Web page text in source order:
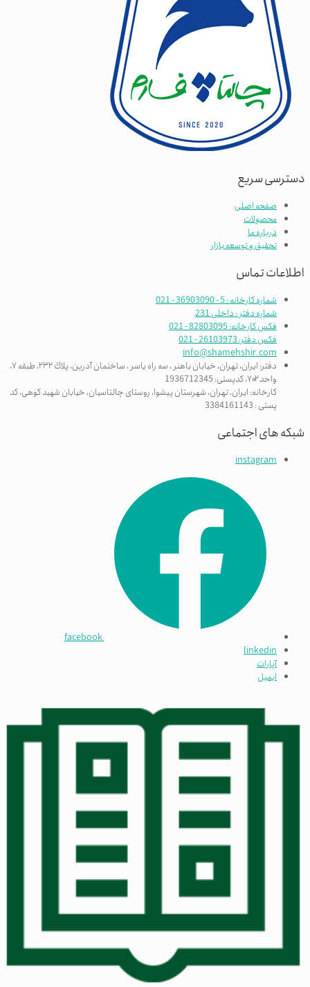
دسترسی سریع
صفحه اصلی
محصولات
درباره ما
تحقیق و توسعه بازار
اطلاعات تماس
شماره کارخانه : 5 - 36903090 - 021
شماره دفتر : داخلی 231
فکس کارخانه: 82803095 - 021
فکس دفتر: 26103973 - 021
info@shamehshir.com
دفتر: ایران، تهران، خیابان باهنر ، سه راه ياسر ، ساختمان آدرین، پلاك ٢٣٢، طبقه ٧،
واحد ۷۰۲، کدپستی: 1936712345
کارخانه: ایران، تهران، شهرستان پیشوا، روستای چالتاسیان، خیابان شهید کوهی، کد
پستی : 3384161143
شبکه های اجتماعی
instagram
facebook
linkedin
آپارات
ایمیل